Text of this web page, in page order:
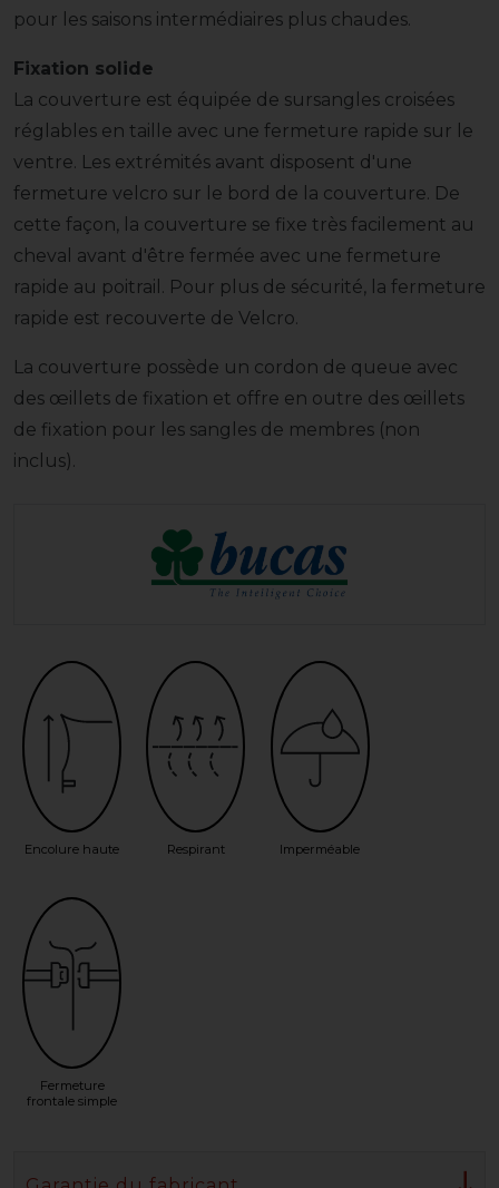
pour les saisons intermédiaires plus chaudes.
Fixation solide
La couverture est équipée de sursangles croisées
réglables en taille avec une fermeture rapide sur le
ventre. Les extrémités avant disposent d'une
fermeture velcro sur le bord de la couverture. De
cette façon, la couverture se fixe très facilement au
cheval avant d'être fermée avec une fermeture
rapide au poitrail. Pour plus de sécurité, la fermeture
rapide est recouverte de Velcro.
La couverture possède un cordon de queue avec
des œillets de fixation et offre en outre des œillets
de fixation pour les sangles de membres (non
inclus).
Encolure haute Respirant Imperméable
Fermeture
frontale simple